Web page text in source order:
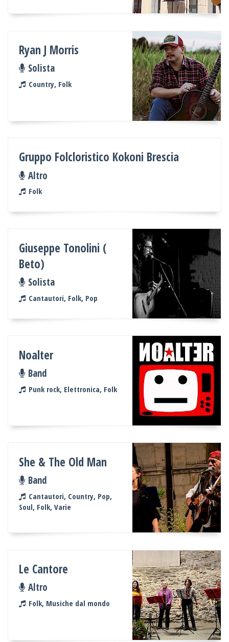
Ryan J Morris
Solista
Country, Folk
Gruppo Folcloristico Kokoni Brescia
Altro
Folk
Giuseppe Tonolini (
Beto)
Solista
Cantautori, Folk, Pop
Noalter
Band
Punk rock, Elettronica, Folk
She & The Old Man
Band
Cantautori, Country, Pop,
Soul, Folk, Varie
Le Cantore
Altro
Folk, Musiche dal mondo